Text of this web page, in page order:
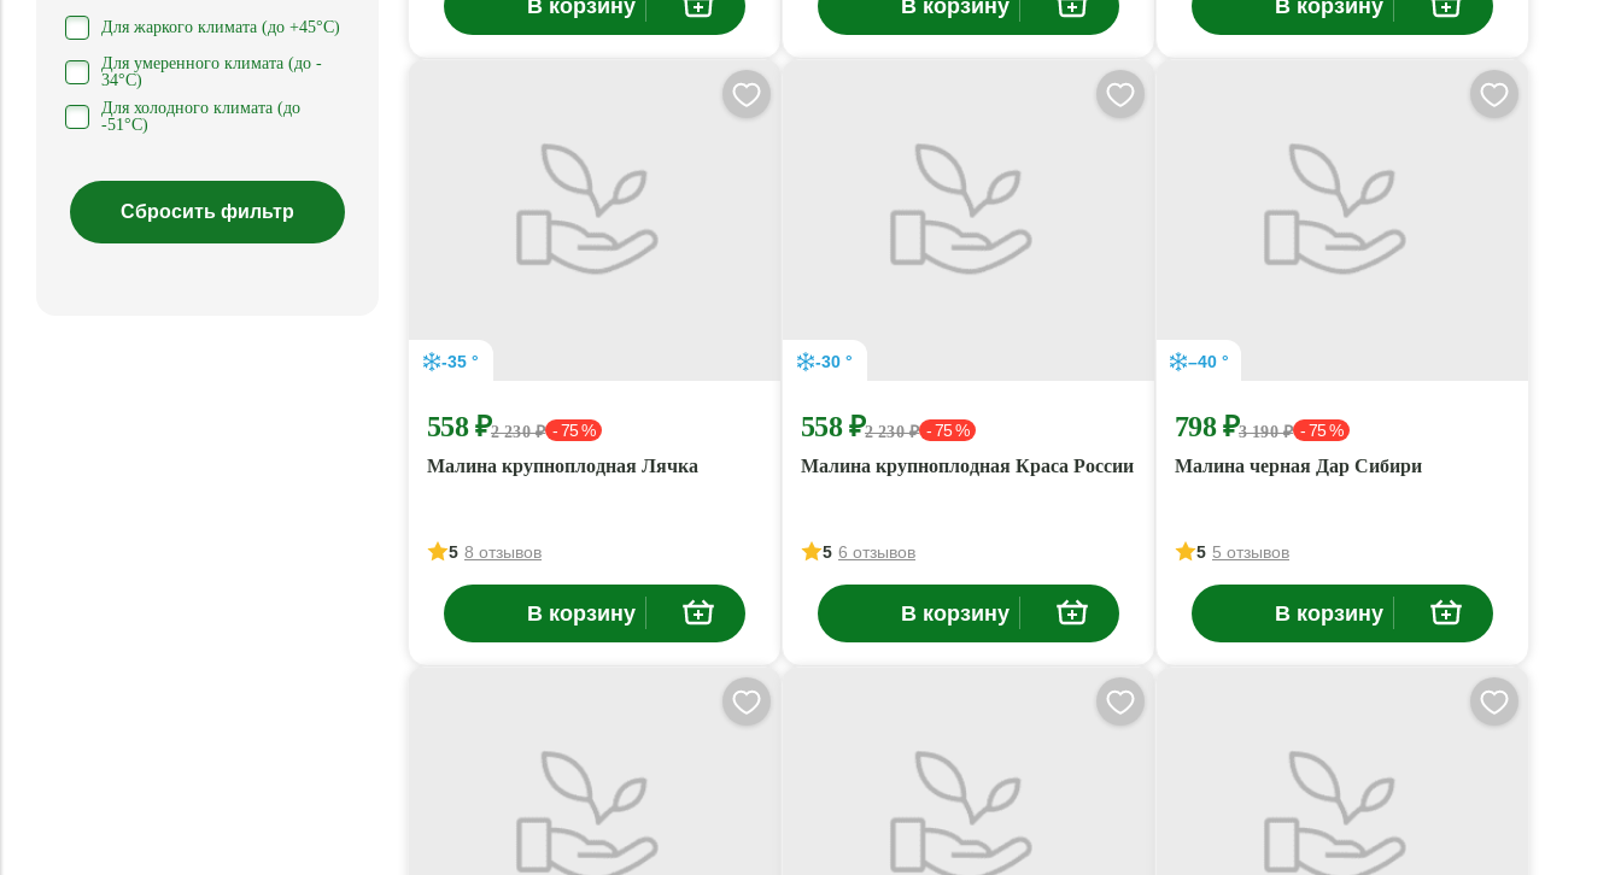
Для жаркого климата (до +45°С)
Для умеренного климата (до -
34°С)
Для холодного климата (до
-51°С)
В корзину В корзину В корзину
-35 °
558 ₽2 230 ₽ - 75 %
Малина крупноплодная Лячка
5 8 отзывов
В корзину
-30 °
558 ₽2 230 ₽ - 75 %
Малина крупноплодная Краса России
5 6 отзывов
В корзину
–40 °
798 ₽3 190 ₽ - 75 %
Малина черная Дар Сибири
5 5 отзывов
В корзину